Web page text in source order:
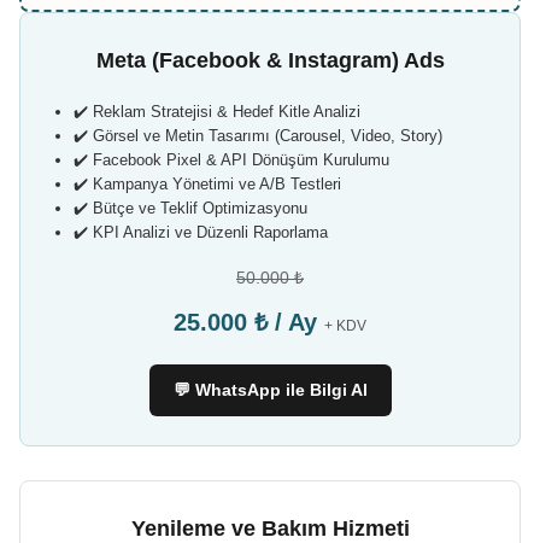
Meta (Facebook & Instagram) Ads
✔️ Reklam Stratejisi & Hedef Kitle Analizi
✔️ Görsel ve Metin Tasarımı (Carousel, Video, Story)
✔️ Facebook Pixel & API Dönüşüm Kurulumu
✔️ Kampanya Yönetimi ve A/B Testleri
✔️ Bütçe ve Teklif Optimizasyonu
✔️ KPI Analizi ve Düzenli Raporlama
50.000 ₺
25.000 ₺ / Ay + KDV
💬 WhatsApp ile Bilgi Al
Yenileme ve Bakım Hizmeti